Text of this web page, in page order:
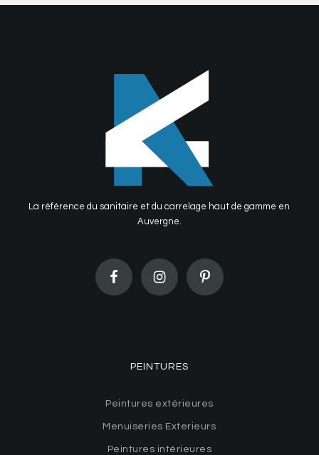
La référence du sanitaire et du carrelage haut de gamme en
Auvergne.
PEINTURES
Peintures extérieures
Menuiseries Exterieurs
Peintures intérieures